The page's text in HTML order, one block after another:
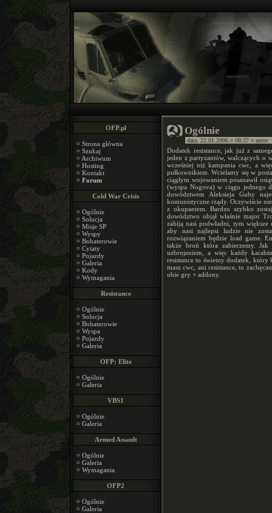
OFP.pl
¤ Strona główna
¤ Szukaj
¤ Archiwum
¤ Hosting
¤ Kontakt
¤ Forum
Cold War Crisis
¤ Ogólnie
¤ Solucja
¤ Misje SP
¤ Wyspy
¤ Bohaterowie
¤ Cytaty
¤ Pojazdy
¤ Galeria
¤ Kody
¤ Wymagania
Resistance
¤ Ogólnie
¤ Solucja
¤ Bohaterowie
¤ Wyspa
¤ Pojazdy
¤ Galeria
OFP: Elite
¤ Ogólnie
¤ Galeria
VBS1
¤ Ogólnie
¤ Galeria
Armed Assault
¤ Ogólnie
¤ Galeria
¤ Wymagania
OFP2
¤ Ogólnie
¤ Galeria
Ogólnie
data: 22.01.2006 ¤ 08:37 ¤ autor:
Dodatek resistance, jak już z
jeden z partyzantów, walczących o
wcześniej niż kampania cwc, a
pułkownikiem. Wcielamy się w
ciągłym wojowaniem posanawił
(wyspa Nogova) w ciągu jednego
dowództwem Aleksieja Guby
komunistyczne rządy. Oczywiście
z okupantem. Bardzo szybko
dowództwo objął właśnie major
zabiją nasi podwładni, tym
aby nasi najlepsi ludzie nie
rozwiązaniem będzie load game.
także broń która zabierzemy.
uzbrojeniem, a więc każdy
resistance to świetny dodatek, który
masz cwc, ani resistance, to
obie gry + addony.